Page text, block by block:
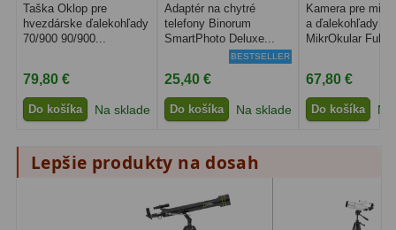
Taška Oklop pre
hvezdárske ďalekohľady
70/900 90/900...
79,80 €
Do košíka Na sklade
Adaptér na chytré
telefony Binorum
SmartPhoto Deluxe...
BESTSELLER
25,40 €
Do košíka Na sklade
Kamera pre
a ďalekohľady
MikrOkular Full...
67,80 €
Do košíka
Lepšie produkty na dosah